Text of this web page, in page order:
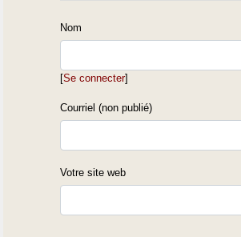
Nom
[Se connecter]
Courriel (non publié)
Votre site web